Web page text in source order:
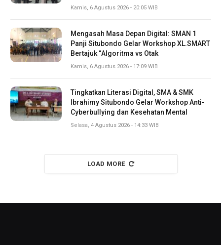
Kamis, 6 Agustus 2026 - 20:05 WIB
Mengasah Masa Depan Digital: SMAN 1
Panji Situbondo Gelar Workshop XL.SMART
Bertajuk “Algoritma vs Otak
Kamis, 6 Agustus 2026 - 17:09 WIB
Tingkatkan Literasi Digital, SMA & SMK
Ibrahimy Situbondo Gelar Workshop Anti-
Cyberbullying dan Kesehatan Mental
Selasa, 4 Agustus 2026 - 14:33 WIB
LOAD MORE